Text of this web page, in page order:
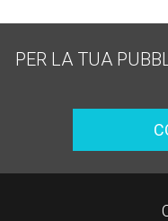
PER LA TUA